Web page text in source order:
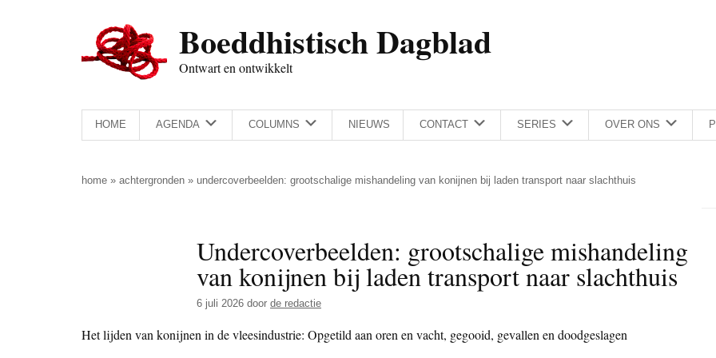
Boeddhistisch Dagblad
Ontwart en ontwikkelt
HOME AGENDA COLUMNS NIEUWS CONTACT SERIES OVER ONS
home » achtergronden » undercoverbeelden: grootschalige mishandeling van konijnen bij laden transport naar slachthuis
Undercoverbeelden: grootschalige mishandeling
van konijnen bij laden transport naar slachthuis
6 juli 2026 door de redactie
Het lijden van konijnen in de vleesindustrie: Opgetild aan oren en vacht, gegooid, gevallen en doodgeslagen